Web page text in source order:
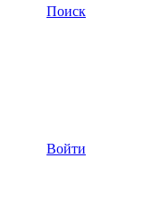
Поиск
Войти